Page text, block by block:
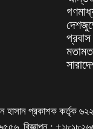
প্রবাস
মতামত
প্রকাশক কর্তৃক